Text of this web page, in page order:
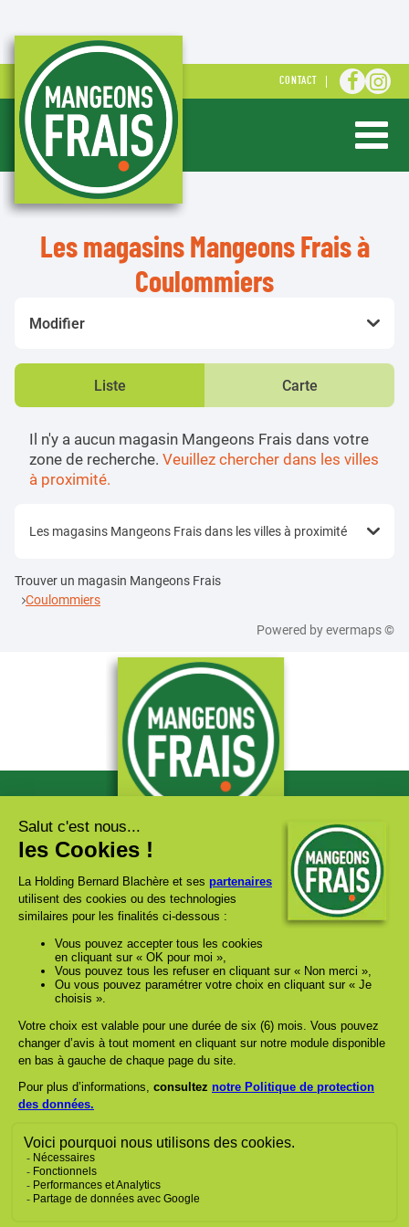
CONTACT ALLER
Ouvrir ou
Les magasins Mangeons Frais à
Coulommiers
Modifier
Liste Carte
Il n'y a aucun magasin Mangeons Frais dans votre
zone de recherche. Veuillez chercher dans les villes
à proximité.
Les magasins Mangeons Frais dans les villes à proximité
Trouver un magasin Mangeons Frais
Coulommiers
Powered byevermaps ©
Le bon prix c'est ICI !
www.groupe-blachere.com
Suivez-nous : Aller sur la page Facebook de
Aller sur la page Instagram
Aller sur la page
ESPACE PRO
FAQ
MENTIONS LÉGALES
POLITIQUE DE PROTECTION DES DONNÉES